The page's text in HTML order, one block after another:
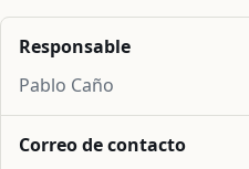
Responsable
Pablo Caño
Correo de contacto